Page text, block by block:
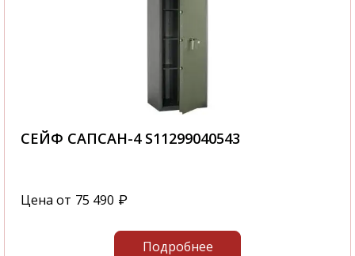
СЕЙФ САПСАН-4 S11299040543
Цена от 75 490 ₽
Подробнее